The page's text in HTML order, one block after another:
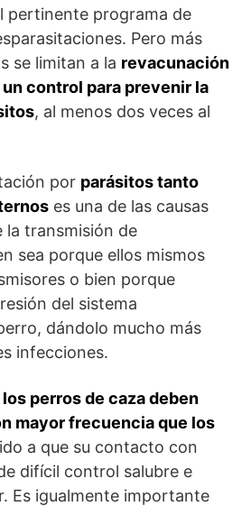
pertinente pro­grama de
Pero más
se limitan a la revacunación
control para prevenir la
, al menos dos veces al
por parásitos tanto
es una de las causas
la transmisión de
sea porque ellos mismos
o bien porque
del sistema
dándolo mucho más
infecciones.
los perros de caza deben
ma­yor frecuencia que los
a que su contacto con
difícil control salubre e
Es igualmente importante